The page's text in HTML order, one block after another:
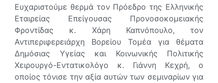
Ευχαριστούμε θερμά τον Πρόεδρο της Ελληνικής
Εταιρείας Επείγουσας Προνοσοκομειακής
Φροντίδας κ. Χάρη Καπνόπουλο, τον
Αντιπεριφερειάρχη Βορείου Τομέα για θέματα
Δημόσιας Υγείας και Κοινωνικής Πολιτικής
Χειρουργό-Εντατικολόγο κ. Γιάννη Κεχρή, ο
οποίος τόνισε την αξία αυτών των σεμιναρίων για